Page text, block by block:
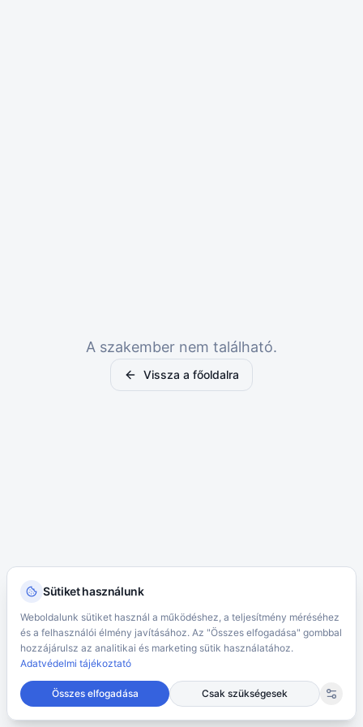
Sütiket használunk
Weboldalunk sütiket használ a működéshez, a teljesítmény méréséhez
és a felhasználói élmény javításához. Az "Összes elfogadása" gombbal
hozzájárulsz az analitikai és marketing sütik használatához.
Adatvédelmi tájékoztató
Összes elfogadása Csak szükségesek
A szakember nem található.
Vissza a főoldalra